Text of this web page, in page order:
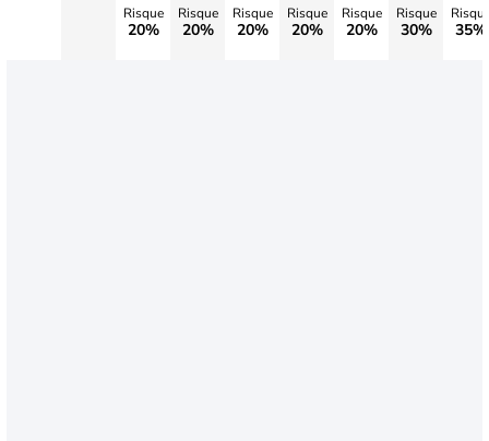
Risque
20%
Risque
20%
Risque
20%
Risque
20%
Risque
20%
Risque
30% 35%